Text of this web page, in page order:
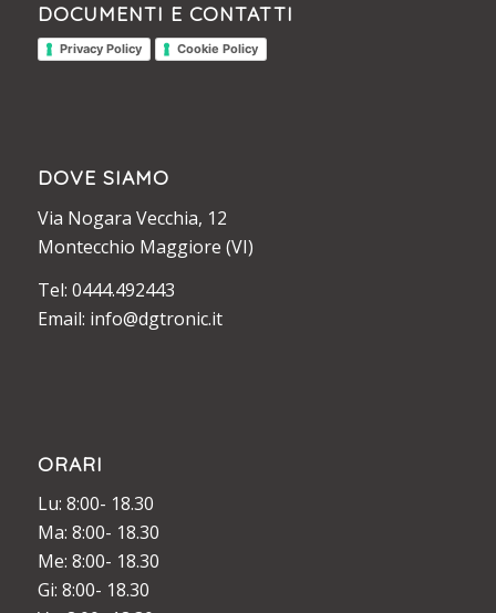
DOCUMENTI E CONTATTI
Privacy Policy Cookie Policy
DOVE SIAMO
Via Nogara Vecchia, 12
Montecchio Maggiore (VI)
Tel: 0444.492443
Email: info@dgtronic.it
ORARI
Lu: 8:00- 18.30
Ma: 8:00- 18.30
Me: 8:00- 18.30
Gi: 8:00- 18.30